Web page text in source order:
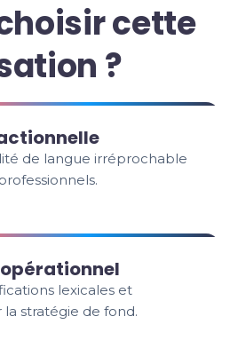
cette
?
de langue irréprochable
lexicales et
stratégie de fond.